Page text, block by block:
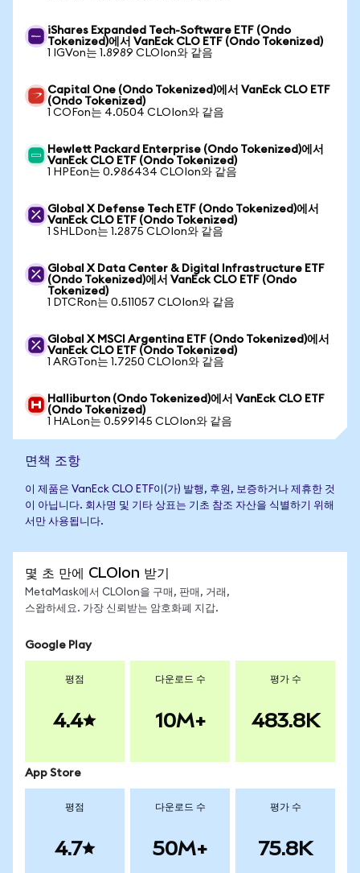
iShares Expanded Tech-Software ETF (Ondo
Tokenized)에서 VanEck CLO ETF (Ondo Tokenized)
1 IGVon는 1.8989 CLOIon와 같음
Capital One (Ondo Tokenized)에서 VanEck CLO ETF
(Ondo Tokenized)
1 COFon는 4.0504 CLOIon와 같음
Hewlett Packard Enterprise (Ondo Tokenized)에서
VanEck CLO ETF (Ondo Tokenized)
1 HPEon는 0.986434 CLOIon와 같음
Global X Defense Tech ETF (Ondo Tokenized)에서
VanEck CLO ETF (Ondo Tokenized)
1 SHLDon는 1.2875 CLOIon와 같음
Global X Data Center & Digital Infrastructure ETF
(Ondo Tokenized)에서 VanEck CLO ETF (Ondo
Tokenized)
1 DTCRon는 0.511057 CLOIon와 같음
Global X MSCI Argentina ETF (Ondo Tokenized)에서
VanEck CLO ETF (Ondo Tokenized)
1 ARGTon는 1.7250 CLOIon와 같음
Halliburton (Ondo Tokenized)에서 VanEck CLO ETF
(Ondo Tokenized)
1 HALon는 0.599145 CLOIon와 같음
면책 조항
이 제품은 VanEck CLO ETF이(가) 발행, 후원, 보증하거나 제휴한 것
이 아닙니다. 회사명 및 기타 상표는 기초 참조 자산을 식별하기 위해
서만 사용됩니다.
몇 초 만에 CLOIon 받기
MetaMask에서 CLOIon을 구매, 판매, 거래,
스왑하세요. 가장 신뢰받는 암호화폐 지갑.
Google Play
평점
4.4
다운로드 수
10M+
평가 수
483.8K
App Store
평점
4.7
다운로드 수
50M+
평가 수
75.8K